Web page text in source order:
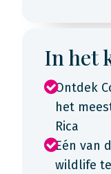
In het
Ontdek
het
Rica
Eén van
wildlife